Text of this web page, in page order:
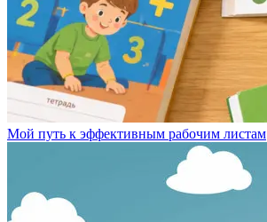
Мой путь к эффективным рабочим листам